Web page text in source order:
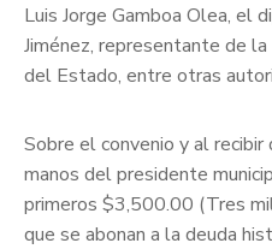
Luis Jorge Gamboa Olea, el
Jiménez, representante de
del Estado, entre otras
Sobre el convenio y al recibir
manos del presidente
primeros $3,500.00 (Tres
que se abonan a la deuda